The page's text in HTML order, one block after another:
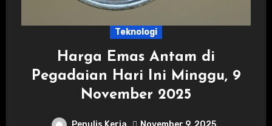
Teknologi
Harga Emas Antam di
Pegadaian Hari Ini Minggu, 9
November 2025